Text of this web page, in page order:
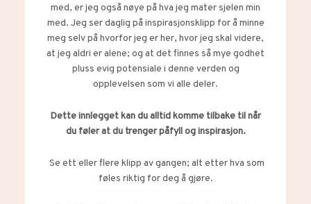
med, er jeg også nøye på hva jeg mater sjelen min
med. Jeg ser daglig på inspirasjonsklipp for å minne
meg selv på hvorfor jeg er her, hvor jeg skal videre,
at jeg aldri er alene; og at det finnes så mye godhet
pluss evig potensiale i denne verden og
opplevelsen som vi alle deler.
Dette innlegget kan du alltid komme tilbake til når
du føler at du trenger påfyll og inspirasjon.
Se ett eller flere klipp av gangen; alt etter hva som
føles riktig for deg å gjøre.